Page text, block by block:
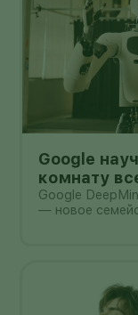
Google
комнату
пакет он
Google
— новое